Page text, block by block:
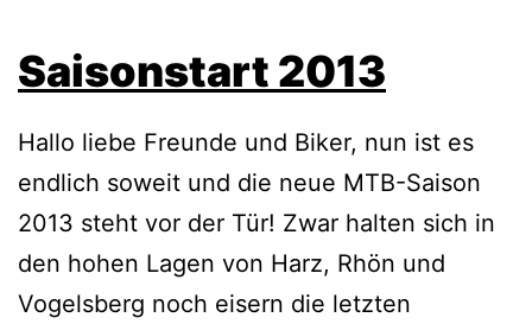
Saisonstart 2013
Hallo liebe Freunde und Biker, nun ist es
endlich soweit und die neue MTB-Saison
2013 steht vor der Tür! Zwar halten sich in
den hohen Lagen von Harz, Rhön und
Vogelsberg noch eisern die letzten